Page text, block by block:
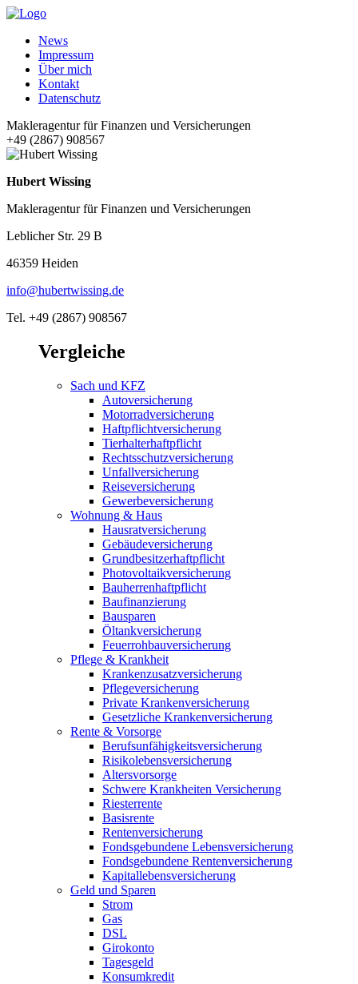
News
Impressum
Über mich
Kontakt
Datenschutz
Makleragentur für Finanzen und Versicherungen
+49 (2867) 908567
Hubert Wissing
Makleragentur für Finanzen und Versicherungen
Leblicher Str. 29 B
46359 Heiden
info@hubertwissing.de
Tel. +49 (2867) 908567
Vergleiche
Sach und KFZ
Autoversicherung
Motorradversicherung
Haftpflichtversicherung
Tierhalterhaftpflicht
Rechtsschutzversicherung
Unfallversicherung
Reiseversicherung
Gewerbeversicherung
Wohnung & Haus
Hausratversicherung
Gebäudeversicherung
Grundbesitzerhaftpflicht
Photovoltaikversicherung
Bauherrenhaftpflicht
Baufinanzierung
Bausparen
Öltankversicherung
Feuerrohbauversicherung
Pflege & Krankheit
Krankenzusatzversicherung
Pflegeversicherung
Private Krankenversicherung
Gesetzliche Krankenversicherung
Rente & Vorsorge
Berufs­unfähigkeitsversicherung
Risikolebensversicherung
Altersvorsorge
Schwere Krankheiten Versicherung
Riesterrente
Basisrente
Rentenversicherung
Fondsgebundene Lebensversicherung
Fondsgebundene Rentenversicherung
Kapitallebensversicherung
Geld und Sparen
Strom
Gas
DSL
Girokonto
Tagesgeld
Konsumkredit